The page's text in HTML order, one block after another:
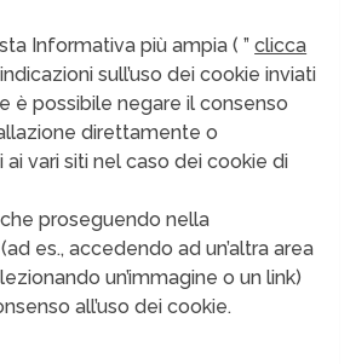
Informativa più ampia ( ”clicca
sull’uso dei cookie inviati
è possibile negare il consenso
direttamente o
vari siti nel caso dei cookie di
che proseguendo nella
es., accedendo ad un’altra area
un’immagine o un link)
all’uso dei cookie.